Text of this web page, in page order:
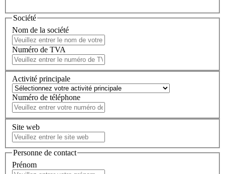
Société
Nom de la société
Numéro de TVA
Activité principale
Numéro de téléphone
Site web
Personne de contact
Prénom